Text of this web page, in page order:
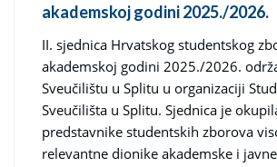
akademskoj godini 2025./2026.
II. sjednica Hrvatskog studentskog
akademskoj godini 2025./2026.
Sveučilištu u Splitu u organizaciji
Sveučilišta u Splitu. Sjednica je
predstavnike studentskih zborova
relevantne dionike akademske i